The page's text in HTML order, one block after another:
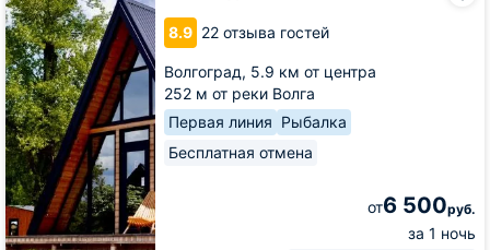
8.9 22 отзыва гостей
Волгоград, 5.9 км от центра
252 м от реки Волга
Первая линия Рыбалка
Бесплатная отмена
от6 500руб.
за 1 ночь
РЕКА
&
ПЕСОК